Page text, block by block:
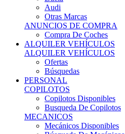
Audi
Otras Marcas
ANUNCIOS DE COMPRA
Compra De Coches
ALQUILER VEHÍCULOS
ALQUILER VEHÍCULOS
Ofertas
Búsquedas
PERSONAL
COPILOTOS
Copilotos Disponibles
Busqueda De Copilotos
MECANICOS
Mecánicos Disponibles